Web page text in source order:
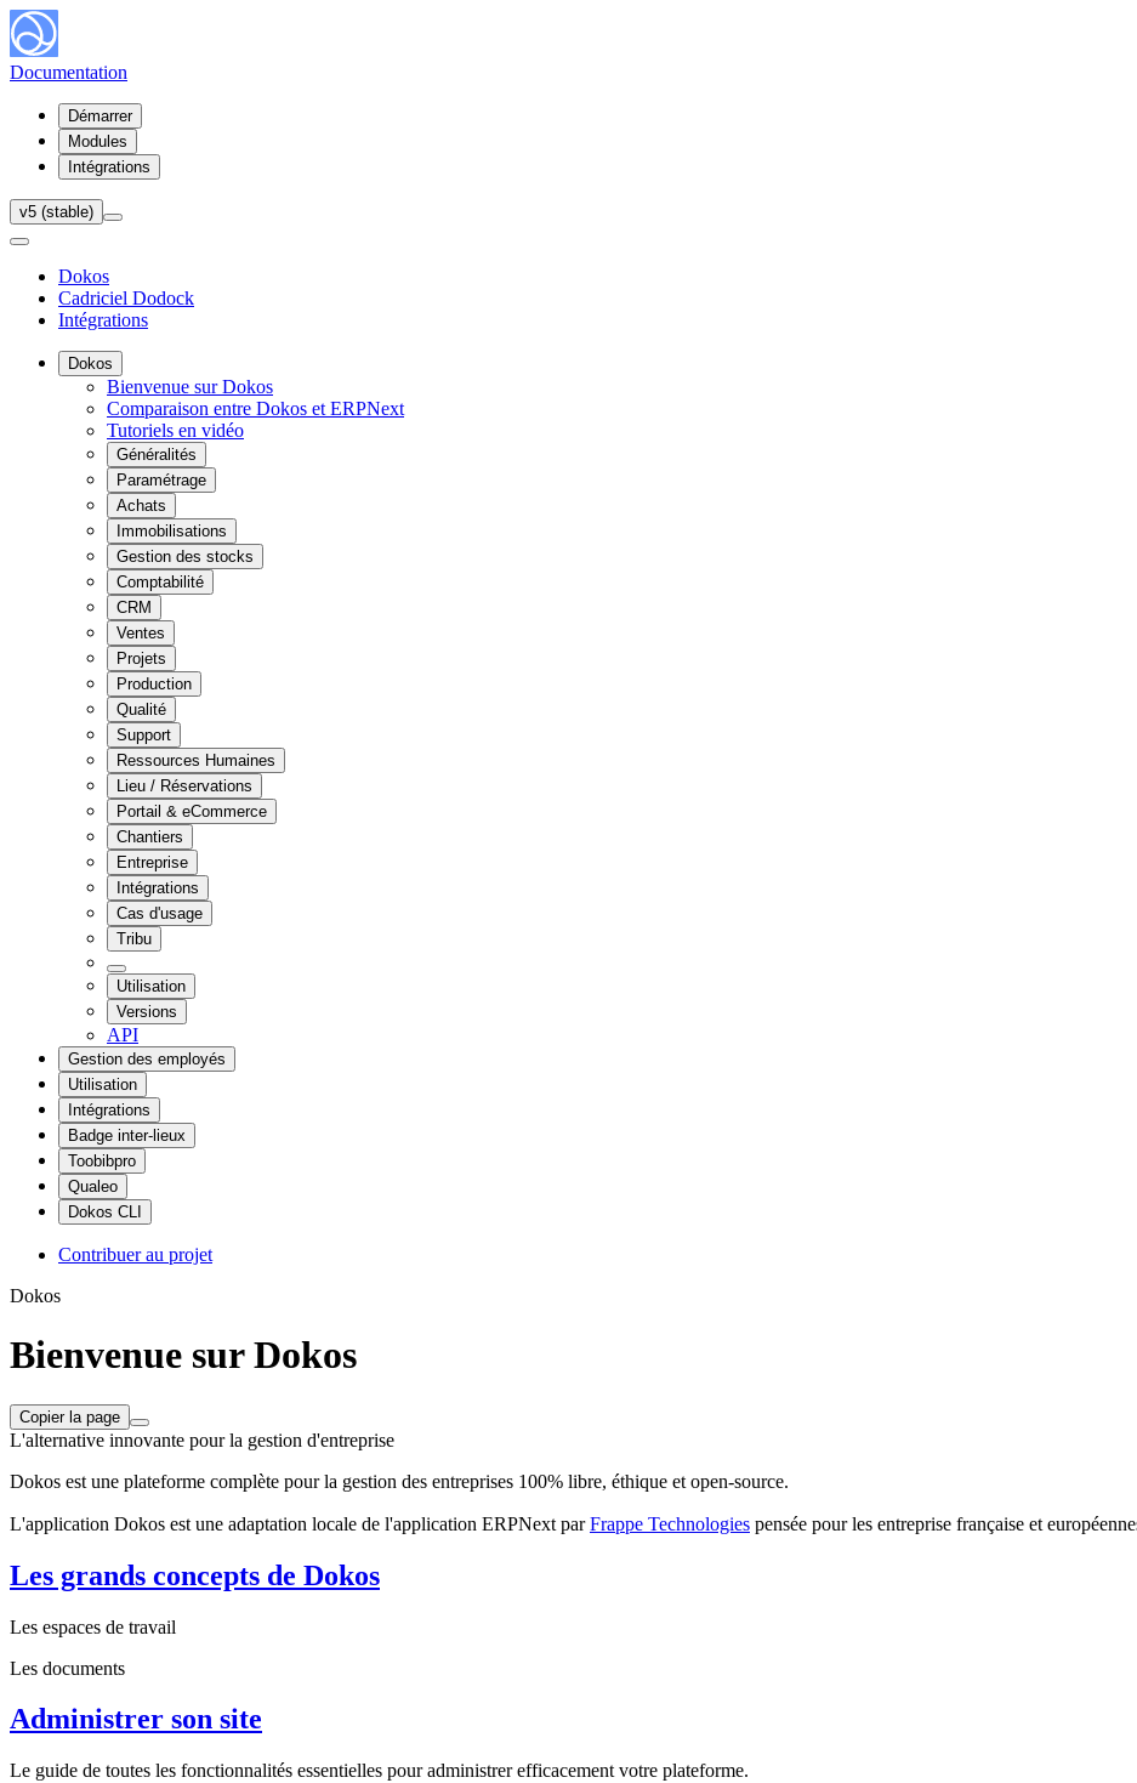
Documentation
Démarrer
Modules
Intégrations
v5 (stable)
Dokos
Cadriciel Dodock
Intégrations
Dokos
Bienvenue sur Dokos
Comparaison entre Dokos et ERPNext
Tutoriels en vidéo
Généralités
Paramétrage
Achats
Immobilisations
Gestion des stocks
Comptabilité
CRM
Ventes
Projets
Production
Qualité
Support
Ressources Humaines
Lieu / Réservations
Portail & eCommerce
Chantiers
Entreprise
Intégrations
Cas d'usage
Tribu
Utilisation
Versions
API
Gestion des employés
Utilisation
Intégrations
Badge inter-lieux
Toobibpro
Qualeo
Dokos CLI
Contribuer au projet
Dokos
Bienvenue sur Dokos
Copier la page
L'alternative innovante pour la gestion d'entreprise
Dokos est une plateforme complète pour la gestion des entreprises 100% libre, éthique et open-source.
L'application Dokos est une adaptation locale de l'application ERPNext parFrappe Technologies pensée pour les entreprise française et
Les grands concepts de Dokos
Les espaces de travail
Les documents
Administrer son site
Le guide de toutes les fonctionnalités essentielles pour administrer efficacement votre plateforme.